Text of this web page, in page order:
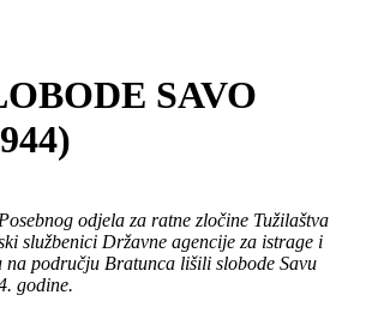
SAVO
odjela za ratne zločine Tužilaštva
službenici Državne agencije za istrage i
na području Bratunca lišili slobode Savu
godine.